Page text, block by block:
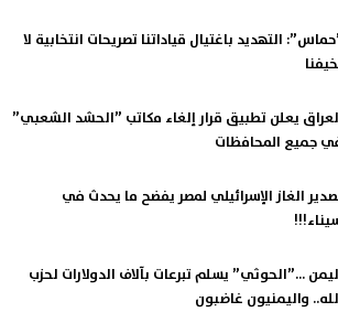
التهديد باغتيال قياداتنا تصريحات انتخابية لا
يعلن تطبيق قرار إلغاء مكاتب ”الحشد الشعبي”
جميع المحافظات
الغاز الإسرائيلي لمصر يفضح ما يحدث في
...”الحوثي” يسلم تبرعات بآلاف الدولارات لحزب
واليمنيون غاضبون